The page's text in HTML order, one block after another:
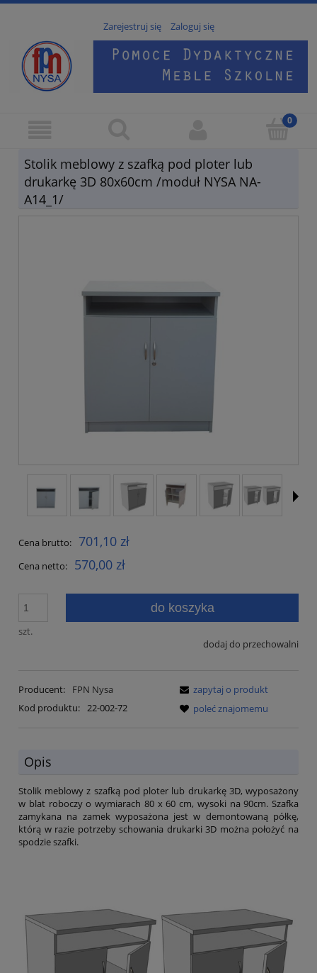
Zarejestruj się Zaloguj się
Stolik meblowy z szafką pod ploter lub
drukarkę 3D 80x60cm /moduł NYSA NA-
A14_1/
Cena brutto: 701,10 zł
Cena netto: 570,00 zł
szt.
do koszyka
dodaj do przechowalni
Producent:
FPN Nysa
Kod produktu: 22-002-72
zapytaj o produkt
poleć znajomemu
Opis
Stolik meblowy z szafką pod ploter lub drukarkę 3D, wyposażony
w blat roboczy o wymiarach 80 x 60 cm, wysoki na 90cm. Szafka
zamykana na zamek wyposażona jest w demontowaną półkę,
którą w razie potrzeby schowania drukarki 3D można położyć na
spodzie szafki.